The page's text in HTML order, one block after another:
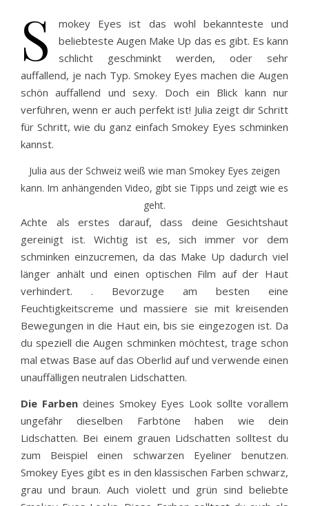
S
mokey Eyes ist das wohl bekannteste und
beliebteste Augen Make Up das es gibt. Es kann
schlicht geschminkt werden, oder sehr
auffallend, je nach Typ. Smokey Eyes machen die Augen
schön auffallend und sexy. Doch ein Blick kann nur
verführen, wenn er auch perfekt ist! Julia zeigt dir Schritt
für Schritt, wie du ganz einfach Smokey Eyes schminken
kannst.
Julia aus der Schweiz weiß wie man Smokey Eyes zeigen
kann. Im anhängenden Video, gibt sie Tipps und zeigt wie es
geht.
Achte als erstes darauf, dass deine Gesichtshaut
gereinigt ist. Wichtig ist es, sich immer vor dem
schminken einzucremen, da das Make Up dadurch viel
länger anhält und einen optischen Film auf der Haut
verhindert. . Bevorzuge am besten eine
Feuchtigkeitscreme und massiere sie mit kreisenden
Bewegungen in die Haut ein, bis sie eingezogen ist. Da
du speziell die Augen schminken möchtest, trage schon
mal etwas Base auf das Oberlid auf und verwende einen
unauffälligen neutralen Lidschatten.
Die Farbendeines Smokey Eyes Look sollte vorallem
ungefähr dieselben Farbtöne haben wie dein
Lidschatten. Bei einem grauen Lidschatten solltest du
zum Beispiel einen schwarzen Eyeliner benutzen.
Smokey Eyes gibt es in den klassischen Farben schwarz,
grau und braun. Auch violett und grün sind beliebte